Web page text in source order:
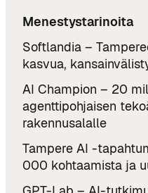
Menestystarinoita
Softlandia –
kasvua,
AI Champion – 20
agenttipohjaisen
rakennusalalle
Tampere AI -
000 kohtaamista ja